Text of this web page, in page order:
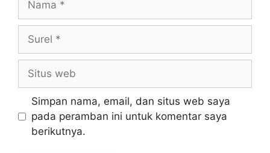
Simpan nama, email, dan situs web saya
pada peramban ini untuk komentar saya
berikutnya.